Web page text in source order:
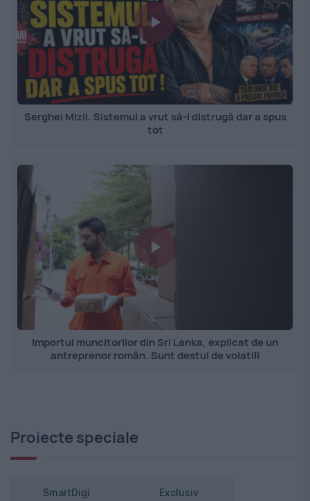
Serghei Mizil. Sistemul a vrut să-l distrugă dar a spus
tot
Importul muncitorilor din Sri Lanka, explicat de un
antreprenor român. Sunt destul de volatili
Proiecte speciale
SmartDigi Exclusiv